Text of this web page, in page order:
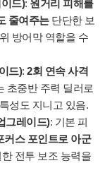
드): 원거리 피해를
줄여주는단단한 보
방어막 역할을 수
드): 2회 연속 사격
초중반 주력 딜러로
성도 지니고 있음.
그레이드): 기본 피
커스 포인트로 아군
전투 보조 능력을